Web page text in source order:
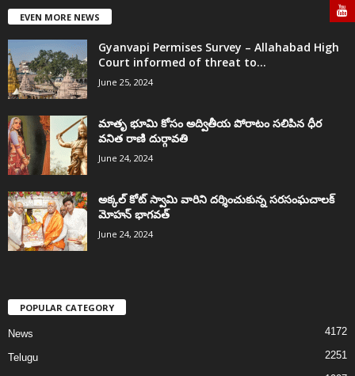
EVEN MORE NEWS
Gyanvapi Permises Survey – Allahabad High
Court informed of threat to...
June 25, 2024
మాతృ భూమి కోసం అద్వితీయ పోరాటం సలిపిన ధీర
వనిత రాణి దుర్గావతి
June 24, 2024
అక్కల్‌ కోట్‌ స్వామి వారిని దర్శించుకున్న సరసంఘచాలక్
మోహన్ భాగవత్
June 24, 2024
POPULAR CATEGORY
News 4172
Telugu 2251